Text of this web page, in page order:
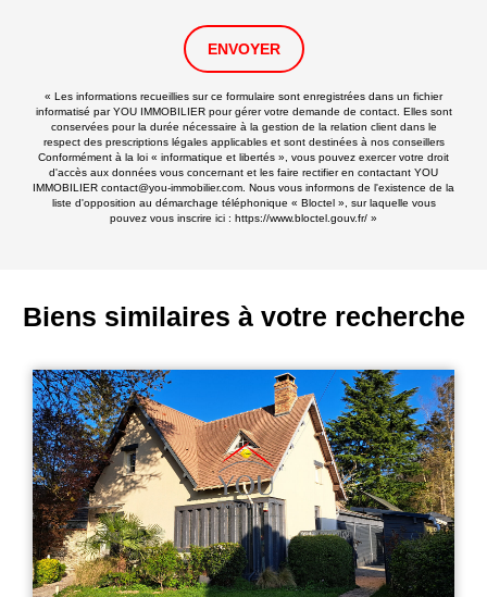
ENVOYER
« Les informations recueillies sur ce formulaire sont enregistrées dans un fichier
informatisé par YOU IMMOBILIER pour gérer votre demande de contact. Elles sont
conservées pour la durée nécessaire à la gestion de la relation client dans le
respect des prescriptions légales applicables et sont destinées à nos conseillers
Conformément à la loi « informatique et libertés », vous pouvez exercer votre droit
d'accès aux données vous concernant et les faire rectifier en contactant YOU
IMMOBILIER contact@you-immobilier.com. Nous vous informons de l'existence de la
liste d'opposition au démarchage téléphonique « Bloctel », sur laquelle vous
pouvez vous inscrire ici : https://www.bloctel.gouv.fr/ »
Biens similaires à votre recherche